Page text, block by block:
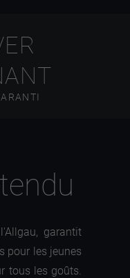
garantit
pour les jeunes
tous les goûts.